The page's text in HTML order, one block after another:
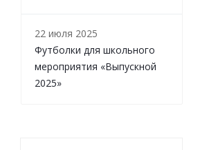
22 июля 2025
Футболки для школьного
мероприятия «Выпускной
2025»